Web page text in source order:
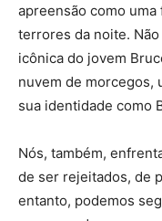
apreensão como
terrores da noite.
icônica do jovem
nuvem de morcegos,
sua identidade como
Nós, também,
de ser rejeitados, de
entanto, podemos